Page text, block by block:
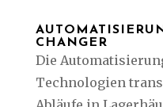
CHANGER
Die
Technologien